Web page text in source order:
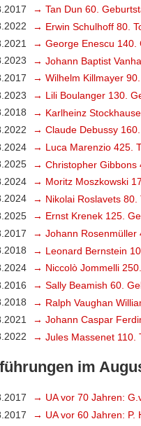
→ Tan Dun 60.
→ Erwin Schulhoff 80.
→ George Enescu 140.
→ Johann Baptist
→ Wilhelm Killmayer
→ Lili Boulanger 130.
→ Karlheinz
→ Claude Debussy
→ Luca Marenzio 425.
→ Christopher Gibbons
→ Moritz Moszkowski
→ Nikolai Roslavets 80.
→ Ernst Krenek 125.
→ Johann Rosenmüller
→ Leonard Bernstein
→ Niccolò Jommelli
→ Sally Beamish 60.
→ Ralph Vaughan
→ Johann Caspar
→ Jules Massenet 110.
im
→ UA vor 70 Jahren:
→ UA vor 60 Jahren: P.